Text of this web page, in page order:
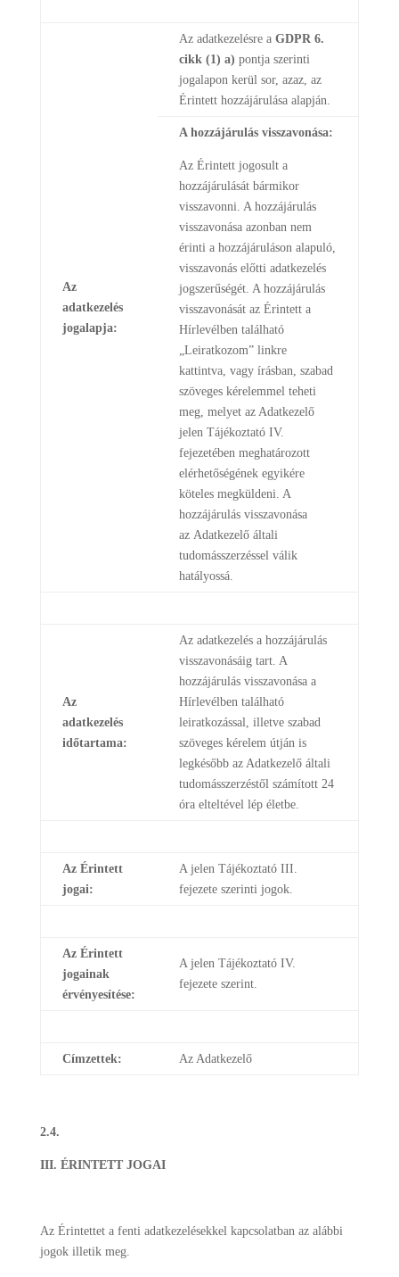
Az
adatkezelés
jogalapja:
Az adatkezelésre a GDPR 6.
cikk (1) a) pontja szerinti
jogalapon kerül sor, azaz, az
Érintett hozzájárulása alapján.
A hozzájárulás visszavonása:
Az Érintett jogosult a
hozzájárulását bármikor
visszavonni. A hozzájárulás
visszavonása azonban nem
érinti a hozzájáruláson alapuló,
visszavonás előtti adatkezelés
jogszerűségét. A hozzájárulás
visszavonását az Érintett a
Hírlevélben található
„Leiratkozom” linkre
kattintva, vagy írásban, szabad
szöveges kérelemmel teheti
meg, melyet az Adatkezelő
jelen Tájékoztató IV.
fejezetében meghatározott
elérhetőségének egyikére
köteles megküldeni. A
hozzájárulás visszavonása
az Adatkezelő általi
tudomásszerzéssel válik
hatályossá.
Az
adatkezelés
időtartama:
Az adatkezelés a hozzájárulás
visszavonásáig tart. A
hozzájárulás visszavonása a
Hírlevélben található
leiratkozással, illetve szabad
szöveges kérelem útján is
legkésőbb az Adatkezelő általi
tudomásszerzéstől számított 24
óra elteltével lép életbe.
Az Érintett
jogai:
A jelen Tájékoztató III.
fejezete szerinti jogok.
Az Érintett
jogainak
érvényesítése:
A jelen Tájékoztató IV.
fejezete szerint.
Címzettek: Az Adatkezelő
2.4.
III. ÉRINTETT JOGAI
Az Érintettet a fenti adatkezelésekkel kapcsolatban az alábbi
jogok illetik meg.